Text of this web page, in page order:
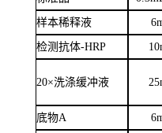
样本稀释液 6
检测抗体-HRP
20×洗涤缓冲液
底物A